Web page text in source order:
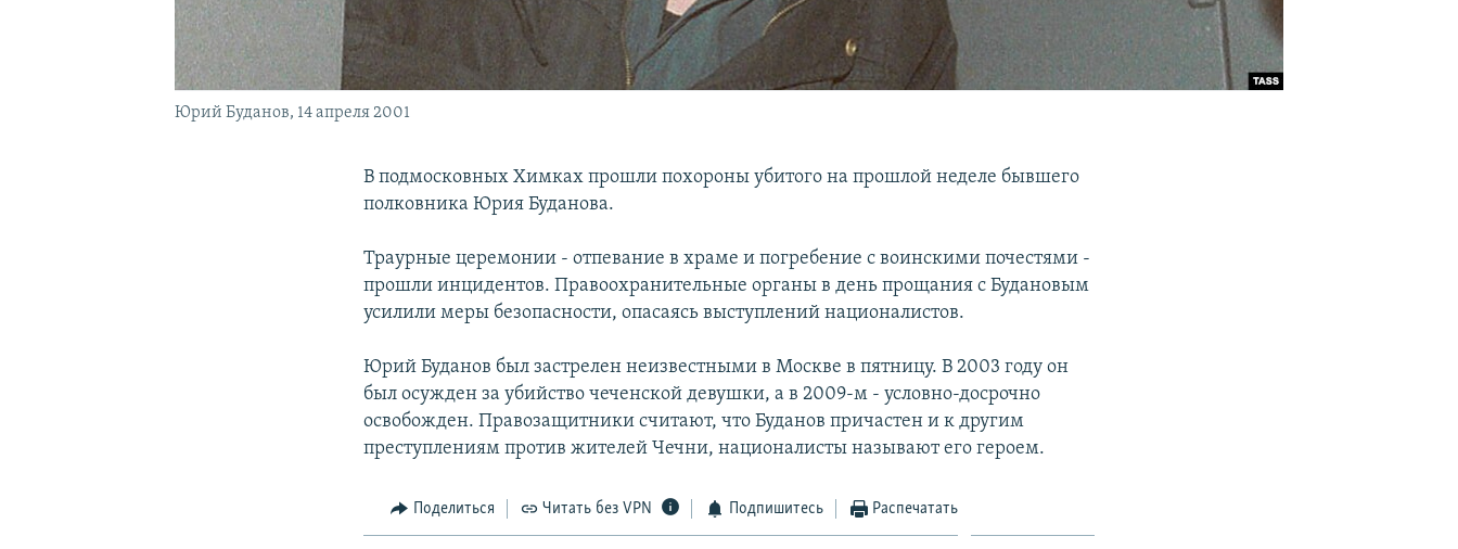
Юрий Буданов, 14 апреля 2001
В подмосковных Химках прошли похороны убитого на прошлой неделе бывшего
полковника Юрия Буданова.
Траурные церемонии - отпевание в храме и погребение с воинскими почестями -
прошли инцидентов. Правоохранительные органы в день прощания с Будановым
усилили меры безопасности, опасаясь выступлений националистов.
Юрий Буданов был застрелен неизвестными в Москве в пятницу. В 2003 году он
был осужден за убийство чеченской девушки, а в 2009-м - условно-досрочно
освобожден. Правозащитники считают, что Буданов причастен и к другим
преступлениям против жителей Чечни, националисты называют его героем.
Поделиться Читать без VPN Подпишитесь Распечатать